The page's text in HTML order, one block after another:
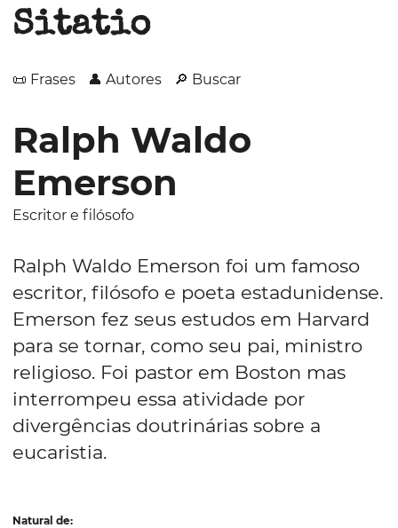
Sitatio
📜 Frases 👤 Autores 🔎 Buscar
Ralph Waldo
Emerson
Escritor e filósofo
Ralph Waldo Emerson foi um famoso
escritor, filósofo e poeta estadunidense.
Emerson fez seus estudos em Harvard
para se tornar, como seu pai, ministro
religioso. Foi pastor em Boston mas
interrompeu essa atividade por
divergências doutrinárias sobre a
eucaristia.
Natural de: